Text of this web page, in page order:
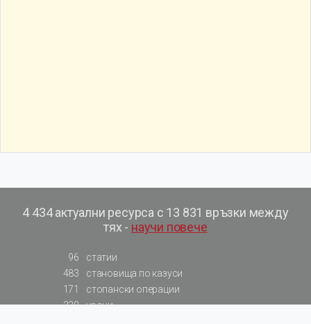
4 434 актуални ресурса с 13 831 връзки между
тях - научи повече
96
статии
483
становища по казуси
171
стопански операции
230
уроци